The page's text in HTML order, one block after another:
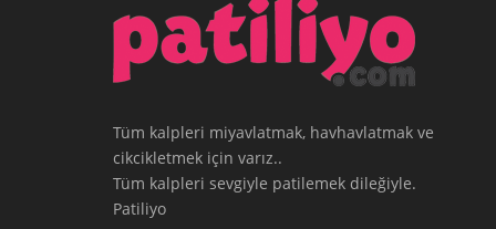
Tüm kalpleri miyavlatmak, havhavlatmak ve
cikcikletmek için varız..
Tüm kalpleri sevgiyle patilemek dileğiyle.
Patiliyo